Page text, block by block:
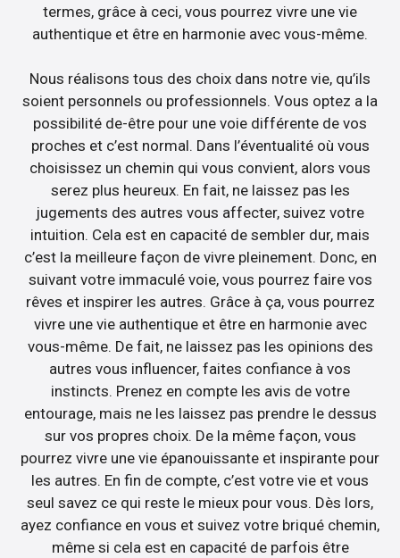
termes, grâce à ceci, vous pourrez vivre une vie
authentique et être en harmonie avec vous-même.
Nous réalisons tous des choix dans notre vie, qu’ils
soient personnels ou professionnels. Vous optez a la
possibilité de-être pour une voie différente de vos
proches et c’est normal. Dans l’éventualité où vous
choisissez un chemin qui vous convient, alors vous
serez plus heureux. En fait, ne laissez pas les
jugements des autres vous affecter, suivez votre
intuition. Cela est en capacité de sembler dur, mais
c’est la meilleure façon de vivre pleinement. Donc, en
suivant votre immaculé voie, vous pourrez faire vos
rêves et inspirer les autres. Grâce à ça, vous pourrez
vivre une vie authentique et être en harmonie avec
vous-même. De fait, ne laissez pas les opinions des
autres vous influencer, faites confiance à vos
instincts. Prenez en compte les avis de votre
entourage, mais ne les laissez pas prendre le dessus
sur vos propres choix. De la même façon, vous
pourrez vivre une vie épanouissante et inspirante pour
les autres. En fin de compte, c’est votre vie et vous
seul savez ce qui reste le mieux pour vous. Dès lors,
ayez confiance en vous et suivez votre briqué chemin,
même si cela est en capacité de parfois être